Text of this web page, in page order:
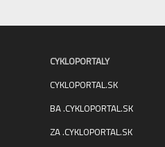
CYKLOPORTALY
CYKLOPORTAL.SK
BA .CYKLOPORTAL.SK
ZA .CYKLOPORTAL.SK